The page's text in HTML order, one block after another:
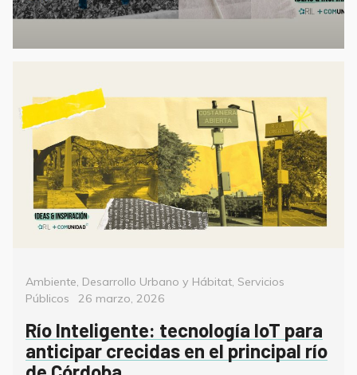
Categorías
Ambiente, Desarrollo Urbano y Hábitat, Servicios
Públicos
Posted
26 marzo, 2026
Río Inteligente: tecnología IoT para
anticipar crecidas en el principal río